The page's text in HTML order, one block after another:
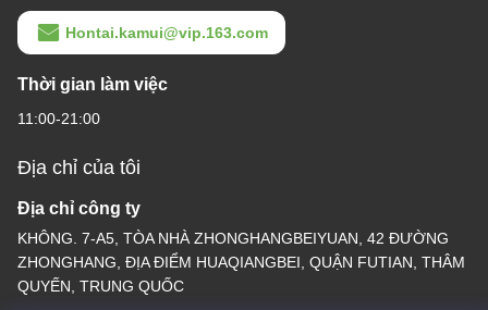
Hontai.kamui@vip.163.com
Thời gian làm việc
11:00-21:00
Địa chỉ của tôi
Địa chỉ công ty
KHÔNG. 7-A5, TÒA NHÀ ZHONGHANGBEIYUAN, 42 ĐƯỜNG
ZHONGHANG, ĐỊA ĐIỂM HUAQIANGBEI, QUẬN FUTIAN, THÂM
QUYẾN, TRUNG QUỐC